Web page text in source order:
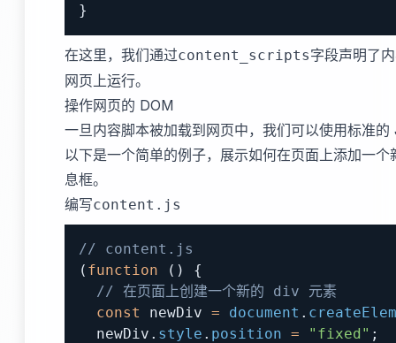
}
在这里，我们通过content_scripts字段声明了
网页上运行。
操作网页的 DOM
一旦内容脚本被加载到网页中，我们可以使用标准
以下是一个简单的例子，展示如何在页面上添加一
息框。
编写content.js
// content.js
( function ( )
{
// 在页面上创建一个新的 div 元素
const
newDiv = document .
  newDiv
. style . position = "fixed" ;